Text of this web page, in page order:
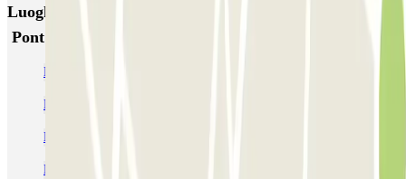
Luoghi ed eventi che potrebbero interessarti vicino a
Pont de Neuilly - Esplanade de la Défense Zenpark
Parcheggio La Défense (Parigi) » Tariffe e Prenotazioni | Parclick
Parcheggi vicino alla Porte Maillot e al Palazzo dei Congressi
Parcheggio vicino a Porte Dauphine
Parcheggio vicino al quartiere Ternes di Parigi